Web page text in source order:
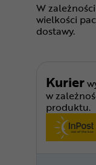
W
wielkości
dostawy.
Kurier
w
produktu.